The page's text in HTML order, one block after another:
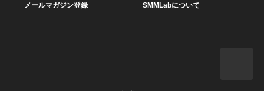
メールマガジン登録 SMMLabについて